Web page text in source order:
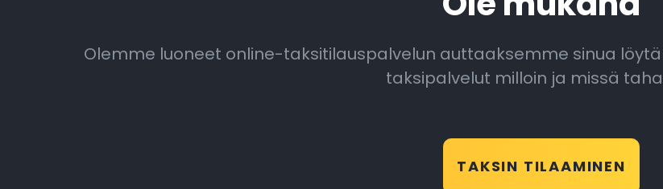
Olemme luoneet online-taksitilauspalvelun auttaaksemme sinua
taksipalvelut milloin ja missä
TAKSIN TILAAMINEN